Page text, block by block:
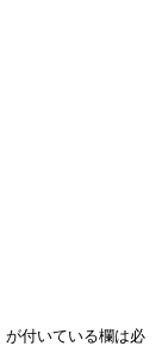
が付いている欄は必